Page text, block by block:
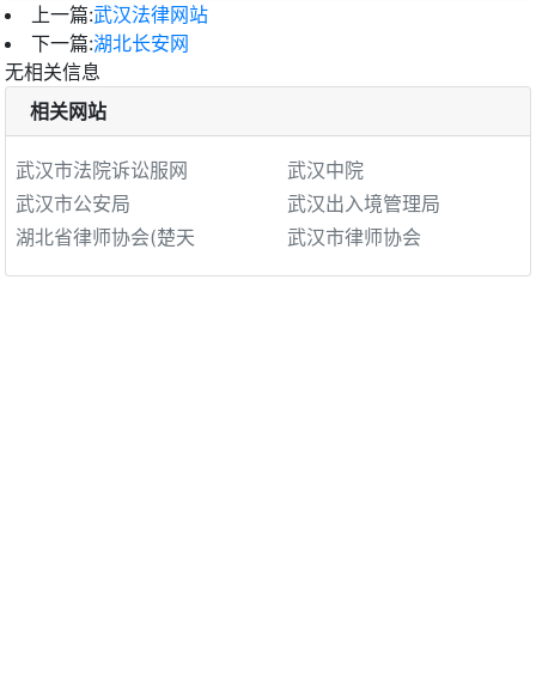
上一篇:武汉法律网站
下一篇:湖北长安网
无相关信息
相关网站
武汉市法院诉讼服网
武汉中院
武汉市公安局
武汉出入境管理局
湖北省律师协会(楚天
武汉市律师协会